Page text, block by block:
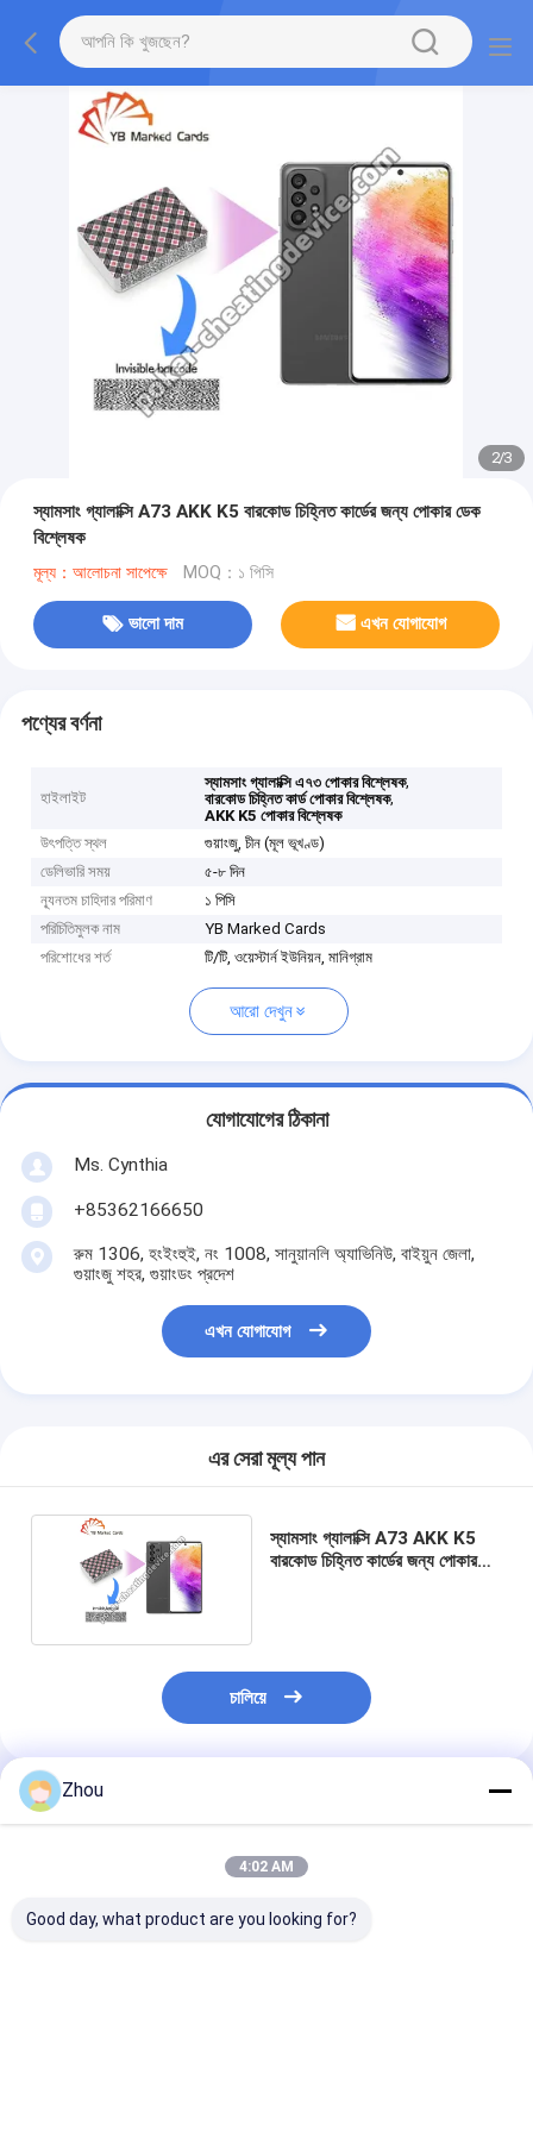
2/3
স্যামসাং গ্যালাক্সি A73 AKK K5 বারকোড চিহ্নিত কার্ডের জন্য পোকার ডেক
বিশ্লেষক
মূল্য：আলোচনা সাপেক্ষে MOQ：১ পিসি
ভালো দাম এখন যোগাযোগ
পণ্যের বর্ণনা
হাইলাইট
স্যামসাং গ্যালাক্সি এ৭৩ পোকার বিশ্লেষক,
বারকোড চিহ্নিত কার্ড পোকার বিশ্লেষক,
AKK K5 পোকার বিশ্লেষক
উৎপত্তি স্থল
গুয়াংজু, চীন (মূল ভূখণ্ড)
ডেলিভারি সময়
৫-৮ দিন
ন্যূনতম চাহিদার পরিমাণ
১ পিসি
পরিচিতিমুলক নাম
YB Marked Cards
পরিশোধের শর্ত
টি/টি, ওয়েস্টার্ন ইউনিয়ন, মানিগ্রাম
আরো দেখুন
যোগাযোগের ঠিকানা
Ms. Cynthia
‪+85362166650‬
রুম 1306, হংইংহুই, নং 1008, সানুয়ানলি অ্যাভিনিউ, বাইয়ুন জেলা,
গুয়াংজু শহর, গুয়াংডং প্রদেশ
এখন যোগাযোগ
এর সেরা মূল্য পান
স্যামসাং গ্যালাক্সি A73 AKK K5
বারকোড চিহ্নিত কার্ডের জন্য পোকার
চালিয়ে
প্রস্তাবিত পণ্য
Zhou
4:02 AM
Good day, what product are you looking for?